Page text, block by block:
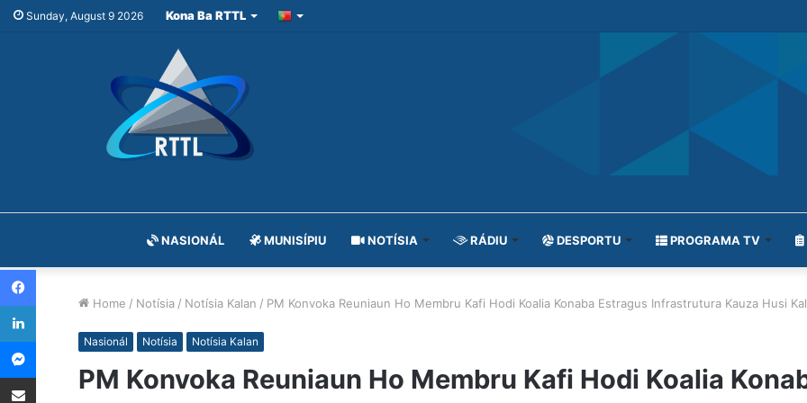
Sunday, August 9 2026 Kona Ba RTTL
NASIONÁL MUNISÍPIU NOTÍSIA RÁDIU DESPORTU PROGRAMA TV
Home / Notísia / Notísia Kalan / PM Konvoka Reuniaun Ho Membru Kafi Hodi Koalia Konaba Estragus Infrastrutura Kauza Husi
Nasionál Notísia Notísia Kalan
PM Konvoka Reuniaun Ho Membru Kafi Hodi Koalia
Facebook
LinkedIn
Messenger